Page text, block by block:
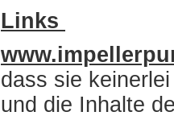
Links
dass sie
und die Inhalte